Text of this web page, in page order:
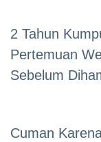
2 Tahun
Pertemuan
Sebelum
Cuman